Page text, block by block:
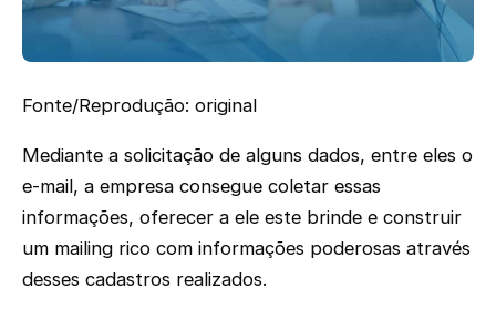
Fonte/Reprodução: original
Mediante a solicitação de alguns dados, entre eles o
e-mail, a empresa consegue coletar essas
informações, oferecer a ele este brinde e construir
um mailing rico com informações poderosas através
desses cadastros realizados.